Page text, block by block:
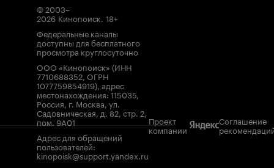
© 2003–
2026 Кинопоиск. 18+
Федеральные каналы
доступны для бесплатного
просмотра круглосуточно
ООО «Кинопоиск» (ИНН
7710688352, ОГРН
1077759854919), адрес
местонахождения: 115035,
Россия, г. Москва, ул.
Садовническая, д. 82, стр. 2,
пом. 9А01
Адрес для обращений
пользователей:
kinopoisk@support.yandex.ru
Проект
компании
Соглашение